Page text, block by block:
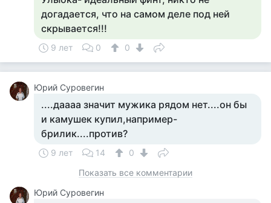
догадается, что на самом деле под ней
скрывается!!!
9 лет 0 0
Юрий Суровегин
....даааа значит мужика рядом нет....он бы
и камушек купил,например-
брилик....против?
9 лет 14
0
Показать все комментарии
Юрий Суровегин